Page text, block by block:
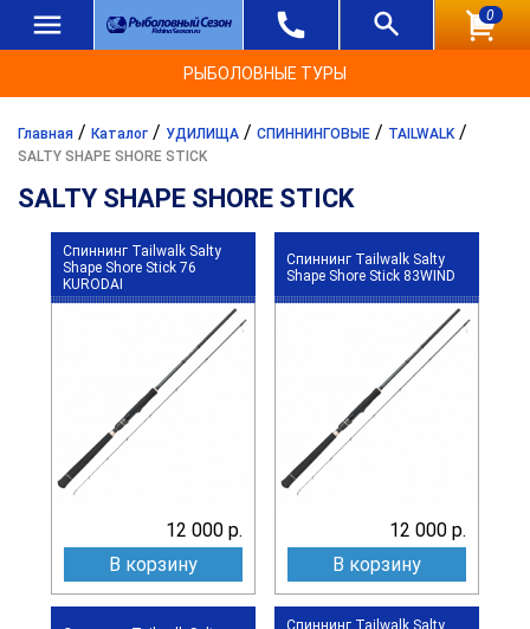
0
РЫБОЛОВНЫЕ ТУРЫ
Главная / Каталог / УДИЛИЩА / СПИННИНГОВЫЕ / TAILWALK/
SALTY SHAPE SHORE STICK
SALTY SHAPE SHORE STICK
Спиннинг Tailwalk Salty
Shape Shore Stick 76
KURODAI
12 000 р.
В корзину
Спиннинг Tailwalk Salty
Shape Shore Stick 83WIND
12 000 р.
В корзину
Спиннинг Tailwalk Salty